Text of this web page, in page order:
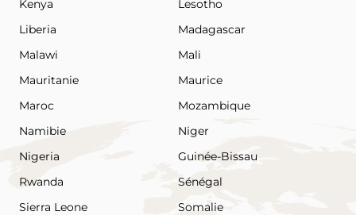
Kenya
Lesotho
Liberia
Madagascar
Malawi
Mali
Mauritanie
Maurice
Maroc
Mozambique
Namibie
Niger
Nigeria
Guinée-Bissau
Rwanda
Sénégal
Sierra Leone
Somalie